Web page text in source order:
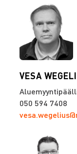
VESA
050 594 7408